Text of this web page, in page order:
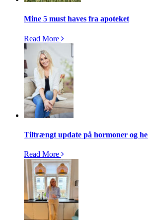
Mine 5 must haves fra apoteket
Read More
Tiltrængt update på hormoner og
Read More